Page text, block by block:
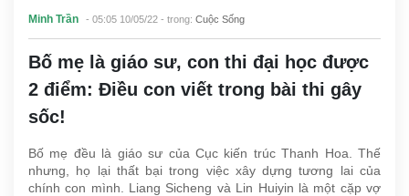
Minh Trần - 05:05 10/05/22 - trong: Cuộc Sống
Bố mẹ là giáo sư, con thi đại học được
2 điểm: Điều con viết trong bài thi gây
sốc!
Bố mẹ đều là giáo sư của Cục kiến trúc Thanh Hoa. Thế
nhưng, họ lại thất bại trong việc xây dựng tương lai của
chính con mình. Liang Sicheng và Lin Huiyin là một cặp vợ